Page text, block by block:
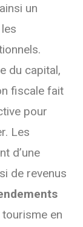
un
du capital,
fiscale fait
pour
Les
d’une
de revenus
en